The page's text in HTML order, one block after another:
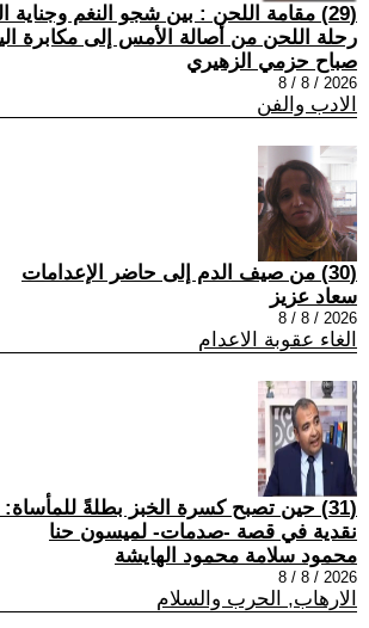
(29) مقامة اللحن : بين شجو النغم وجناية
رحلة اللحن من أصالة الأمس إلى مكابرة
صباح حزمي الزهيري
2026 / 8 / 8
الادب والفن
(30) من صيف الدم إلى حاضر الإعدامات
سعاد عزيز
2026 / 8 / 8
الغاء عقوبة الاعدام
(31) حين تصبح كسرة الخبز بطلةً للمأساة:
نقدية في قصة -صدمات- لميسون حنا
محمود سلامة محمود الهايشة
2026 / 8 / 8
الارهاب, الحرب والسلام